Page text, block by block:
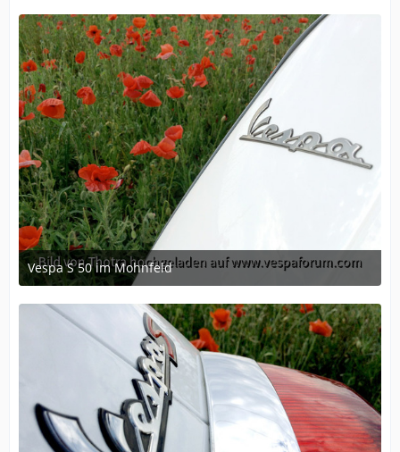
Vespa S 50 im Mohnfeld
June 16, 2015 at 08:18